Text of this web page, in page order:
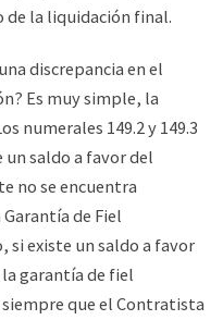
la liquidación final.
discrepancia en el
Es muy simple, la
numerales 149.2 y 149.3
un saldo a favor del
no se encuentra
de Fiel
si existe un saldo a favor
garantía de fiel
que el Contratista